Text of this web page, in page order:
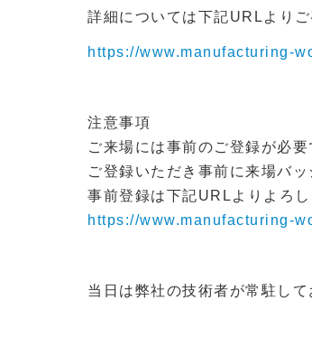
詳細については下記URLよりご
https://www.manufacturing-
注意事項
ご来場には事前のご登録が必要
ご登録いただき事前に来場バ
事前登録は下記URLよりよろし
https://www.manufacturing-
当日は弊社の技術者が常駐し